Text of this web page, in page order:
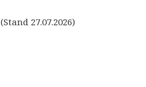
(Stand 27.07.2026)